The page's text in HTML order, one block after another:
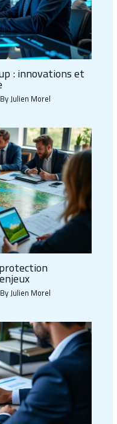
: innovations et
Julien Morel
Julien Morel